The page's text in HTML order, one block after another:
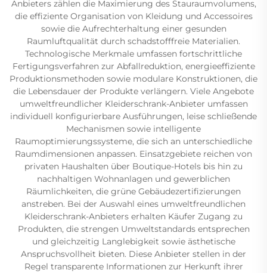
Anbieters zählen die Maximierung des Stauraumvolumens,
die effiziente Organisation von Kleidung und Accessoires
sowie die Aufrechterhaltung einer gesunden
Raumluftqualität durch schadstofffreie Materialien.
Technologische Merkmale umfassen fortschrittliche
Fertigungsverfahren zur Abfallreduktion, energieeffiziente
Produktionsmethoden sowie modulare Konstruktionen, die
die Lebensdauer der Produkte verlängern. Viele Angebote
umweltfreundlicher Kleiderschrank-Anbieter umfassen
individuell konfigurierbare Ausführungen, leise schließende
Mechanismen sowie intelligente
Raumoptimierungssysteme, die sich an unterschiedliche
Raumdimensionen anpassen. Einsatzgebiete reichen von
privaten Haushalten über Boutique-Hotels bis hin zu
nachhaltigen Wohnanlagen und gewerblichen
Räumlichkeiten, die grüne Gebäudezertifizierungen
anstreben. Bei der Auswahl eines umweltfreundlichen
Kleiderschrank-Anbieters erhalten Käufer Zugang zu
Produkten, die strengen Umweltstandards entsprechen
und gleichzeitig Langlebigkeit sowie ästhetische
Anspruchsvollheit bieten. Diese Anbieter stellen in der
Regel transparente Informationen zur Herkunft ihrer